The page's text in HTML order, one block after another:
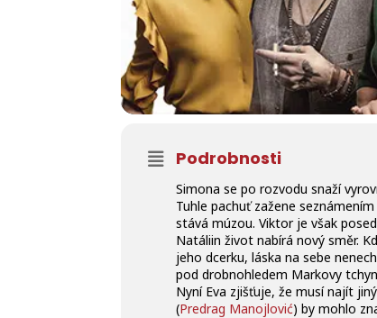
Podrobnosti
Simona se po rozvodu snaží
Tuhle pachuť zažene
stává múzou. Viktor je však
Natáliin život nabírá nový směr.
jeho dcerku, láska na sebe
pod drobnohledem Markovy
Nyní Eva zjišťuje, že musí najít
(Predrag Manojlović) by mohlo